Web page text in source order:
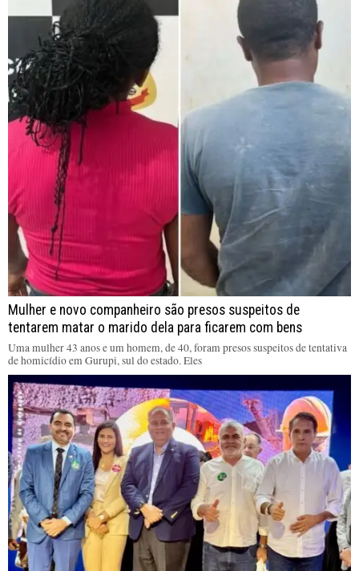
Mulher e novo companheiro são presos suspeitos de
tentarem matar o marido dela para ficarem com bens
Uma mulher 43 anos e um homem, de 40, foram presos suspeitos de tentativa
de homicídio em Gurupi, sul do estado. Eles